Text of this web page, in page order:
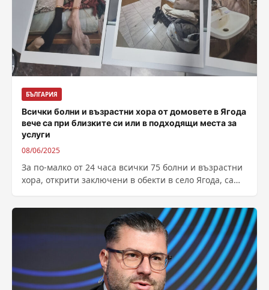
БЪЛГАРИЯ
Всички болни и възрастни хора от домовете в Ягода
вече са при близките си или в подходящи места за
услуги
08/06/2025
За по-малко от 24 часа всички 75 болни и възрастни
хора, открити заключени в обекти в село Ягода, са